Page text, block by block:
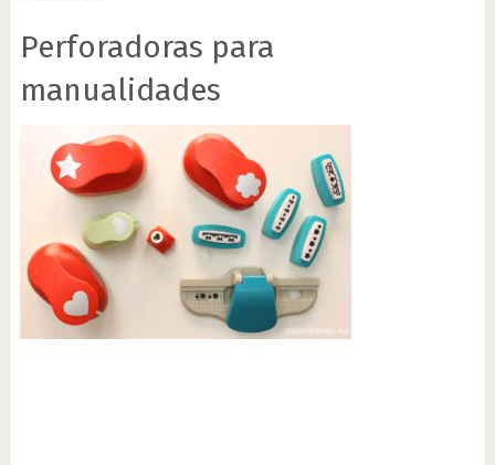
Perforadoras para
manualidades